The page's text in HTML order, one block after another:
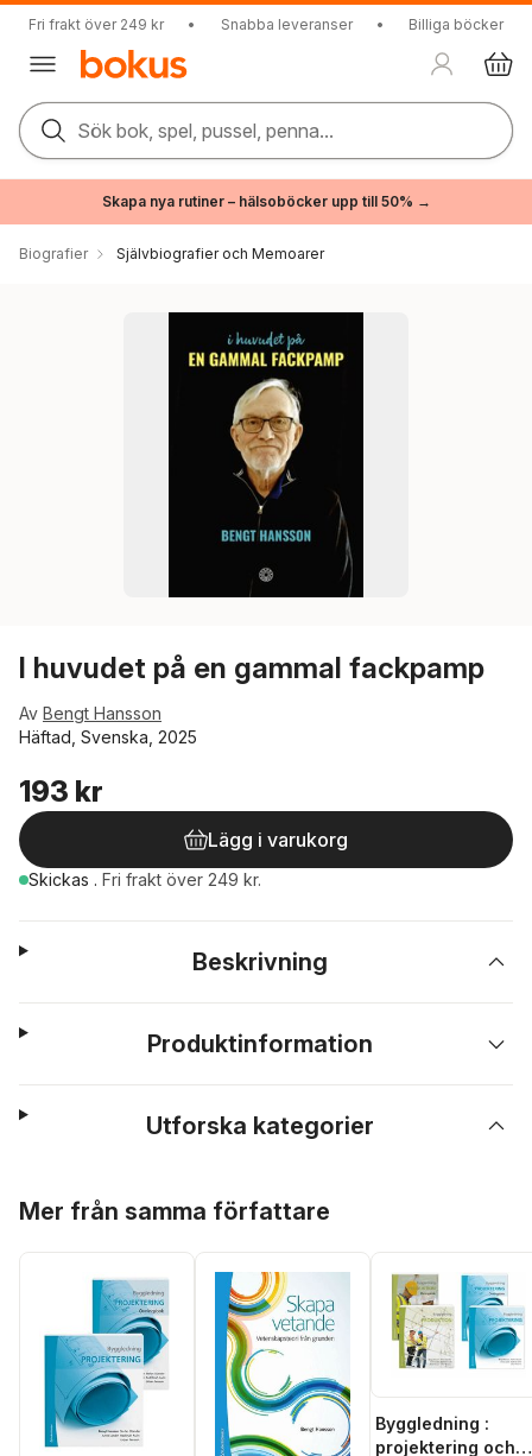
Fri frakt över 249 kr • Snabba leveranser • Billiga böcker
Sök bok, spel, pussel, penna...
Skapa nya rutiner – hälsoböcker upp till 50% →
Biografier Självbiografier och Memoarer
I huvudet på en gammal fackpamp
Av Bengt Hansson
Häftad, Svenska, 2025
193 kr
Lägg i varukorg
Skickas . Fri frakt över 249 kr.
Beskrivning
Produktinformation
Utforska kategorier
Mer från samma författare
Byggledning :
projektering och